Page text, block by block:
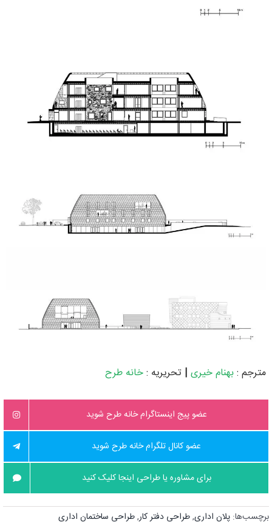
مترجم :بهنام خیری | تحریریه :خانه طرح
عضو پیج اینستاگرام خانه طرح شوید
عضو کانال تلگرام خانه طرح شوید
برای مشاوره یا طراحی اینجا کلیک کنید
برچسب‌ها: پلان اداری,طراحی دفتر کار,طراحی ساختمان اداری